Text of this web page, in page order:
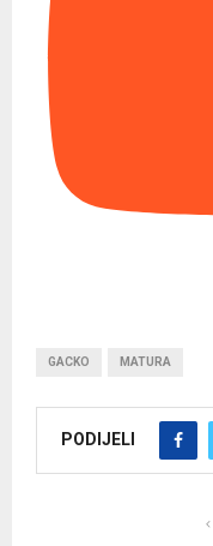
GACKO MATURA
PODIJELI